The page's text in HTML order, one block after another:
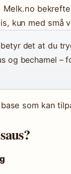
kun med små
det at du
og bechamel –
som kan